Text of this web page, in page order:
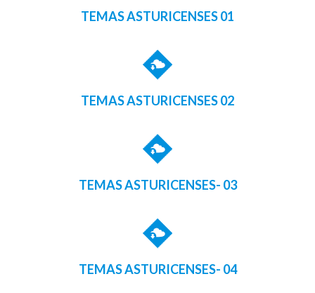
TEMAS ASTURICENSES 01
TEMAS ASTURICENSES 02
TEMAS ASTURICENSES- 03
TEMAS ASTURICENSES- 04